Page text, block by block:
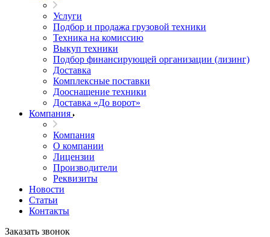
Услуги
Подбор и продажа грузовой техники
Техника на комиссию
Выкуп техники
Подбор финансирующей организации (лизинг)
Доставка
Комплексные поставки
Дооснащение техники
Доставка «До ворот»
Компания
Компания
О компании
Лицензии
Производители
Реквизиты
Новости
Статьи
Контакты
Заказать звонок